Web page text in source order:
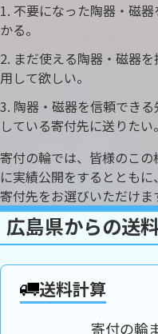
不要になった陶器・磁
かる。
まだ使える陶器・磁器
用して欲しい。
陶器・磁器を信頼でき
している寄付先に送りたい。
寄付の輪では、皆様のこ
に実績公開をするとともに、
寄付先をお選びいただけま
広島県からの送
送料計算
寄付の輪